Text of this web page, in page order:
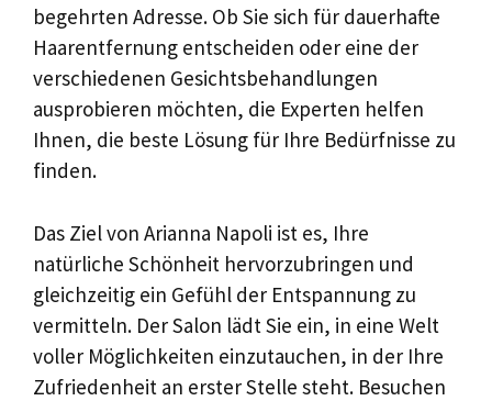
begehrten Adresse. Ob Sie sich für dauerhafte
Haarentfernung entscheiden oder eine der
verschiedenen Gesichtsbehandlungen
ausprobieren möchten, die Experten helfen
Ihnen, die beste Lösung für Ihre Bedürfnisse zu
finden.
Das Ziel von Arianna Napoli ist es, Ihre
natürliche Schönheit hervorzubringen und
gleichzeitig ein Gefühl der Entspannung zu
vermitteln. Der Salon lädt Sie ein, in eine Welt
voller Möglichkeiten einzutauchen, in der Ihre
Zufriedenheit an erster Stelle steht. Besuchen